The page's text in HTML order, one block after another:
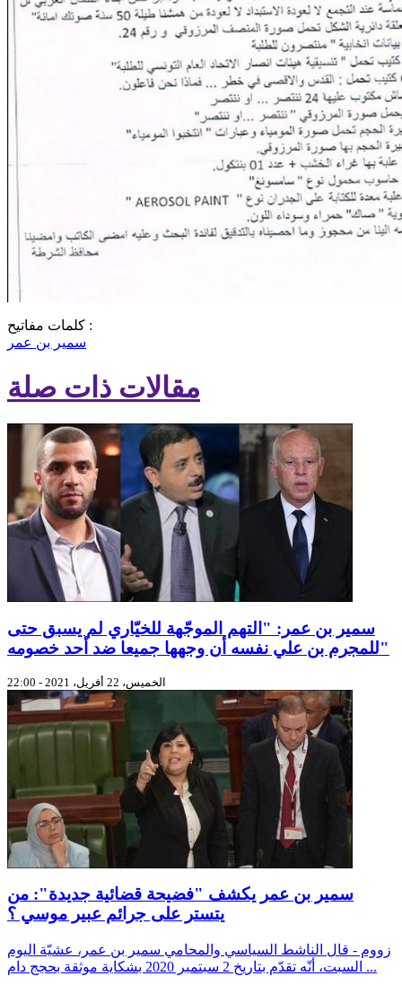
كلمات مفاتيح :
سمير بن عمر
مقالات ذات صلة
سمير بن عمر: "التهم الموجّهة للخيّاري لم يسبق حتى
للمجرم بن علي نفسه أن وجهها جميعا ضد أحد خصومه"
الخميس، 22 أفريل، 2021 - 22:00
سمير بن عمر يكشف "فضيحة قضائية جديدة": من
يتستر على جرائم عبير موسي ؟
زووم - قال الناشط السياسي والمحامي سمير بن عمر، عشيّة اليوم
السبت، أنّه تقدّم بتاريخ 2 سبتمبر 2020 بشكاية موثقة بحجج دام ...